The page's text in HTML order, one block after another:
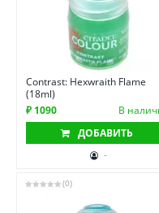
Contrast: Hexwraith Flame
(18ml)
₽ 1090
В
ДОБАВИТЬ
-
(0)